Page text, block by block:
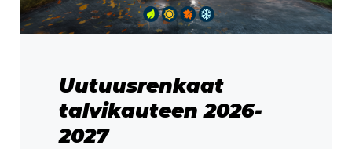
Uutuusrenkaat
talvikauteen 2026-
2027